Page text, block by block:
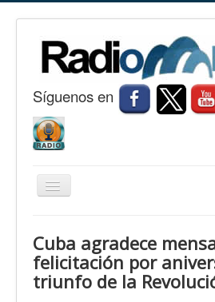
Síguenos en
Cambiar
Nuevitas
Noticias
Cuba agradece
felicitación por
triunfo de la